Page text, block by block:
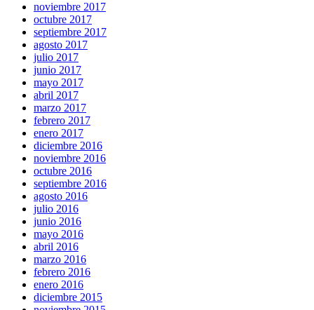
noviembre 2017
octubre 2017
septiembre 2017
agosto 2017
julio 2017
junio 2017
mayo 2017
abril 2017
marzo 2017
febrero 2017
enero 2017
diciembre 2016
noviembre 2016
octubre 2016
septiembre 2016
agosto 2016
julio 2016
junio 2016
mayo 2016
abril 2016
marzo 2016
febrero 2016
enero 2016
diciembre 2015